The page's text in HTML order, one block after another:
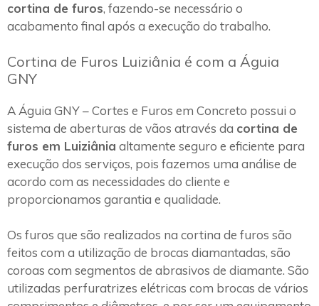
cortina de furos, fazendo-se necessário o
acabamento final após a execução do trabalho.
Cortina de Furos Luiziânia é com a Águia
GNY
A Águia GNY – Cortes e Furos em Concreto possui o
sistema de aberturas de vãos através da cortina de
furos em Luiziânia altamente seguro e eficiente para
execução dos serviços, pois fazemos uma análise de
acordo com as necessidades do cliente e
proporcionamos garantia e qualidade.
Os furos que são realizados na cortina de furos são
feitos com a utilização de brocas diamantadas, são
coroas com segmentos de abrasivos de diamante. São
utilizadas perfuratrizes elétricas com brocas de vários